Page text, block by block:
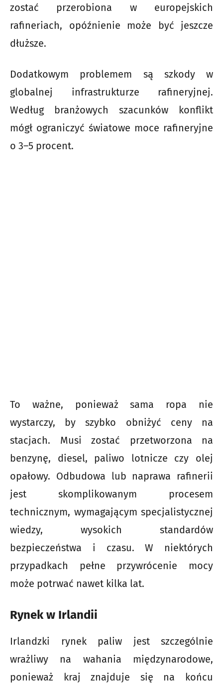
zostać przerobiona w europejskich
rafineriach, opóźnienie może być jeszcze
dłuższe.
Dodatkowym problemem są szkody w
globalnej infrastrukturze rafineryjnej.
Według branżowych szacunków konflikt
mógł ograniczyć światowe moce rafineryjne
o 3–5 procent.
To ważne, ponieważ sama ropa nie
wystarczy, by szybko obniżyć ceny na
stacjach. Musi zostać przetworzona na
benzynę, diesel, paliwo lotnicze czy olej
opałowy. Odbudowa lub naprawa rafinerii
jest skomplikowanym procesem
technicznym, wymagającym specjalistycznej
wiedzy, wysokich standardów
bezpieczeństwa i czasu. W niektórych
przypadkach pełne przywrócenie mocy
może potrwać nawet kilka lat.
Rynek w Irlandii
Irlandzki rynek paliw jest szczególnie
wrażliwy na wahania międzynarodowe,
ponieważ kraj znajduje się na końcu